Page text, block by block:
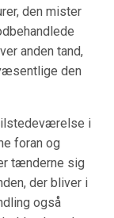
den mister
anden tand,
den
i
foran og
tænderne sig
der bliver i
også